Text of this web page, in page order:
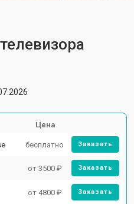
Цена
бесплатно Заказать
от 3500 ₽ Заказать
от 4800 ₽ Заказать